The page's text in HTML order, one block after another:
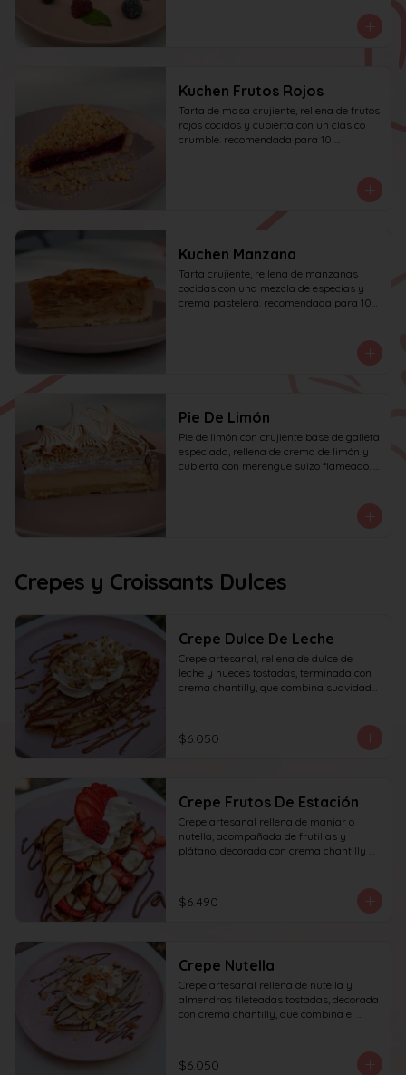
Kuchen Frutos Rojos
Tarta de masa crujiente, rellena de frutos
rojos cocidos y cubierta con un clásico
crumble. recomendada para 10
Kuchen Manzana
Tarta crujiente, rellena de manzanas
cocidas con una mezcla de especias y
crema pastelera. recomendada para 10
Pie De Limón
Pie de limón con crujiente base de galleta
especiada, rellena de crema de limón y
cubierta con merengue suizo flameado.
Crepes y Croissants Dulces
Crepe Dulce De Leche
Crepe artesanal, rellena de dulce de
leche y nueces tostadas, terminada con
crema chantilly, que combina suavidad
$6.050
Crepe Frutos De Estación
Crepe artesanal rellena de manjar o
nutella, acompañada de frutillas y
plátano, decorada con crema chantilly y
textura en cada bocado.
$6.490
Crepe Nutella
Crepe artesanal rellena de nutella y
almendras fileteadas tostadas, decorada
con crema chantilly, que combina el
bocado.
$6.050